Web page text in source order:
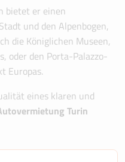
bietet er einen
und den Alpenbogen,
die Königlichen Museen,
oder den Porta-Palazzo-
Europas.
eines klaren und
Turin